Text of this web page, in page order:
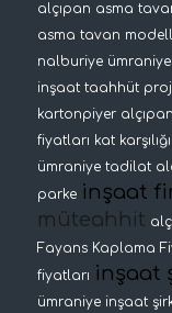
alçıpan asma
asma tavan
nalburiye
inşaat taahhüt
kartonpiyer
fiyatları kat
ümraniye tadilat
parke inşaat
müteahhit
Fayans Kaplama
fiyatları inşaat
ümraniye inşaat